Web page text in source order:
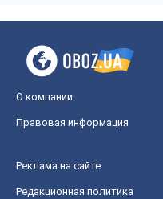
О компании
Правовая информация
Реклама на сайте
Редакционная политика